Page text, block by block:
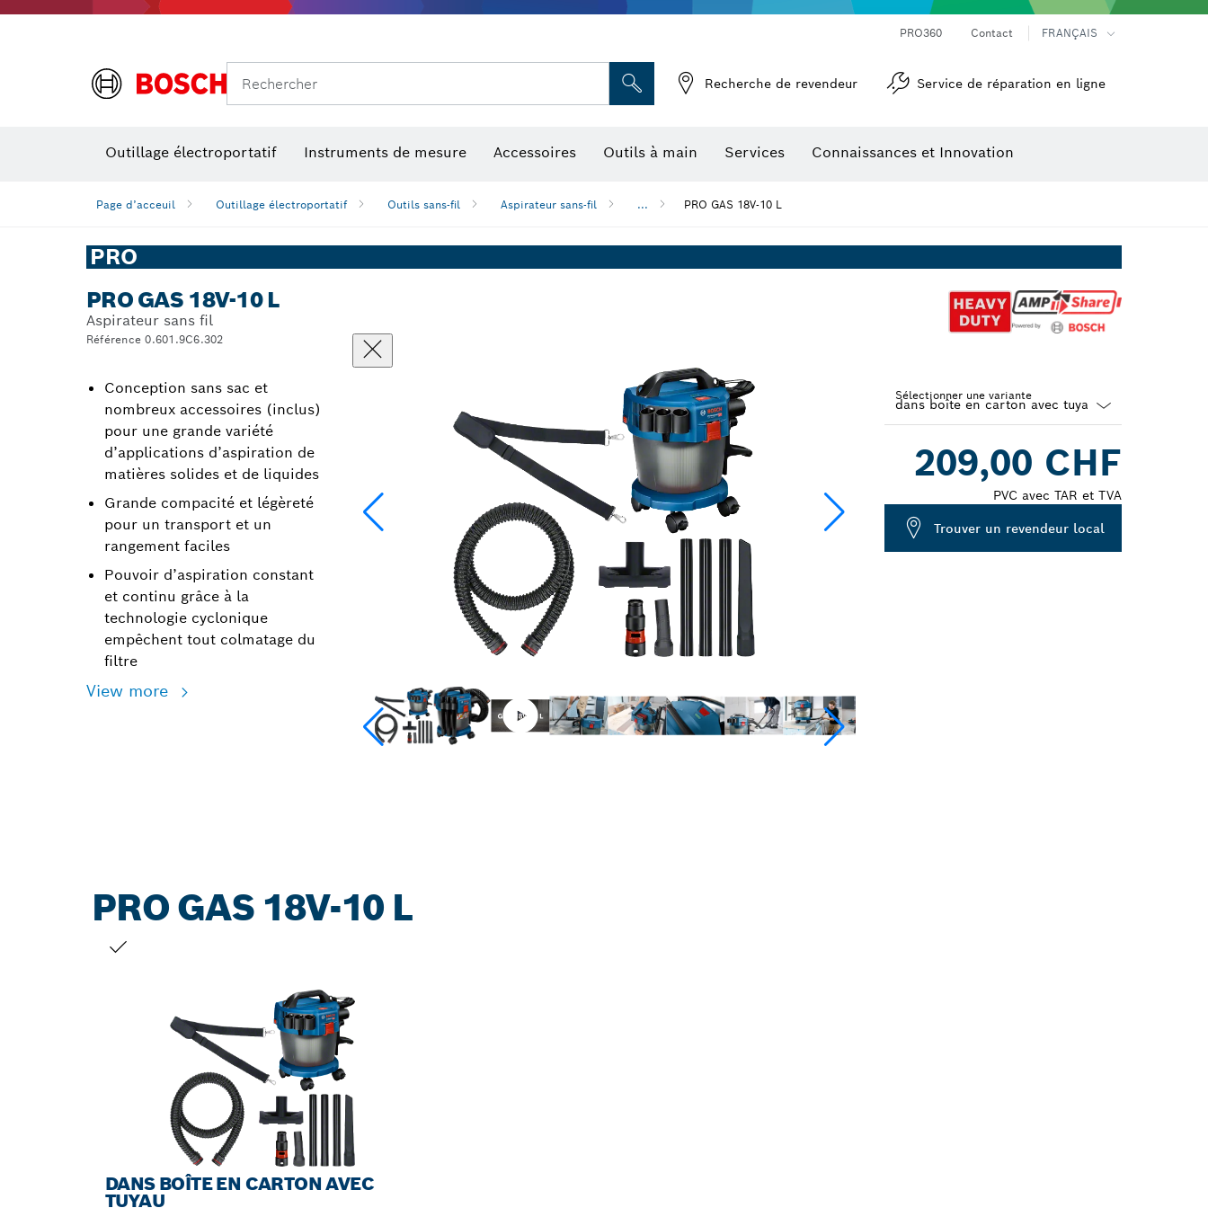
PRO360 Contact FRANÇAIS
Rechercher Recherche de revendeur Service de réparation en ligne
Outillage électroportatif Instruments de mesure Accessoires Outils à main Services Connaissances et Innovation
Page d’acceuil Outillage électroportatif Outils sans-fil Aspirateur sans-fil ... PRO GAS 18V-10 L
PRO
PRO GAS 18V-10 L
Aspirateur sans fil
Référence 0.601.9C6.302
Conception sans sac et
nombreux accessoires (inclus)
pour une grande variété
d’applications d’aspiration de
matières solides et de liquides
Grande compacité et légèreté
pour un transport et un
rangement faciles
Pouvoir d’aspiration constant
et continu grâce à la
technologie cyclonique
empêchent tout colmatage du
filtre
View more
Sélectionner une variante
closed209,00 CHF
PVC avec TAR et TVA
Trouver un revendeur local
PRO GAS 18V-10 L
DANS BOÎTE EN CARTON AVEC
TUYAU